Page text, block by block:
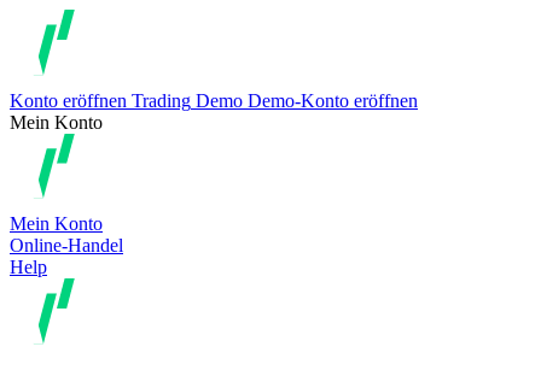
Konto eröffnen Trading Demo Demo-Konto eröffnen
Mein Konto
Mein Konto
Online-Handel
Help